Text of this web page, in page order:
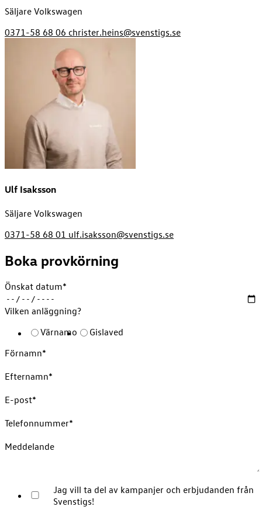
Säljare Volkswagen
0371-58 68 06 christer.heins@svenstigs.se
Ulf Isaksson
Säljare Volkswagen
0371-58 68 01 ulf.isaksson@svenstigs.se
Boka provkörning
Önskat datum*
Vilken anläggning?
Värnamo
Gislaved
Förnamn*
Efternamn*
E-post*
Telefonnummer*
Meddelande
Jag vill ta del av kampanjer och erbjudanden från
Svenstigs!